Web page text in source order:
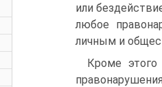
или
любое
личным и
Кроме этого